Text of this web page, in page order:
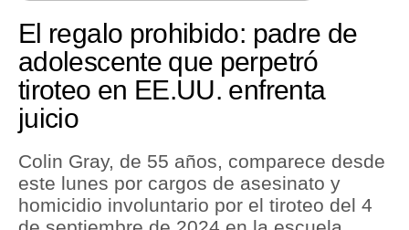
Economía
Mercados
Política
Tu Dinero
El regalo prohibido: padre de
adolescente que perpetró
tiroteo en EE.UU. enfrenta
juicio
Colin Gray, de 55 años, comparece desde
este lunes por cargos de asesinato y
homicidio involuntario por el tiroteo del 4